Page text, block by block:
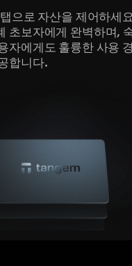
으로 자산을 제어하세
초보자에게 완벽하며,
자에게도 훌륭한 사용 경
합니다.